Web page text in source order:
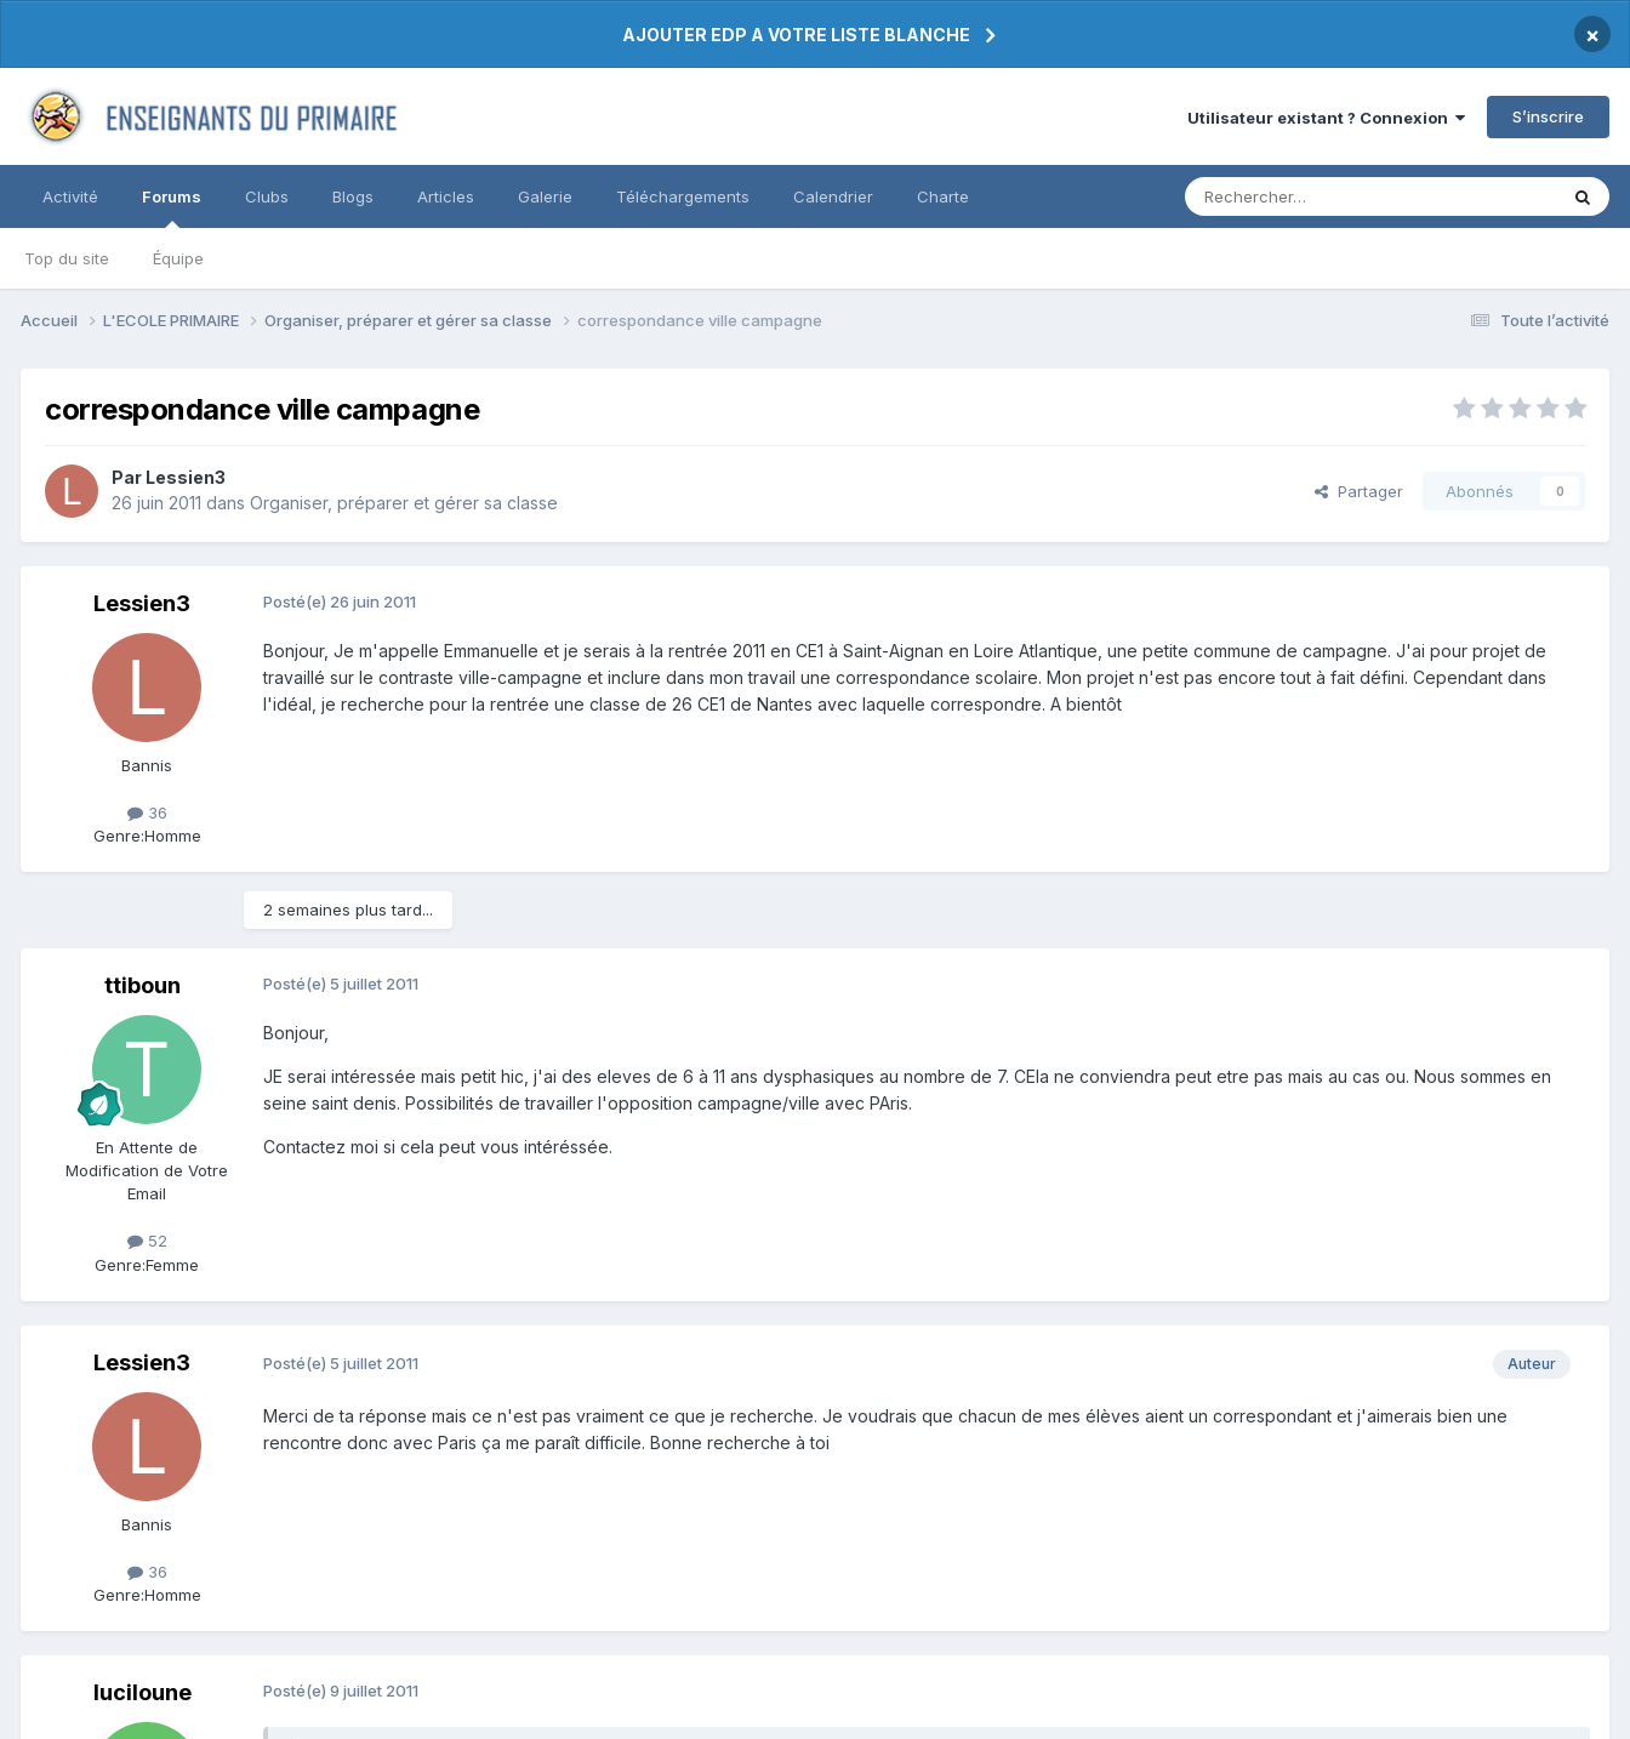
AJOUTER EDP A VOTRE LISTE BLANCHE ×
Utilisateur existant ? Connexion S’inscrire
Activité Forums
Top du site Équipe
Clubs Blogs Articles Galerie Téléchargements Calendrier Charte
Toute l’activité
Accueil L'ECOLE PRIMAIRE Organiser, préparer et gérer sa classe correspondance ville campagne
correspondance ville campagne
Par Lessien3
26 juin 2011 dans Organiser, préparer et gérer sa classe
Partager Abonnés 0
Lessien3
Bannis
36
Genre:Homme
Posté(e) 26 juin 2011
Bonjour, Je m'appelle Emmanuelle et je serais à la rentrée 2011 en CE1 à Saint-Aignan en Loire Atlantique, une petite commune de campagne. J'ai pour projet de
travaillé sur le contraste ville-campagne et inclure dans mon travail une correspondance scolaire. Mon projet n'est pas encore tout à fait défini. Cependant dans
l'idéal, je recherche pour la rentrée une classe de 26 CE1 de Nantes avec laquelle correspondre. A bientôt
2 semaines plus tard...
ttiboun
En Attente de
Modification de Votre
Email
52
Genre:Femme
Posté(e) 5 juillet 2011
Bonjour,
JE serai intéressée mais petit hic, j'ai des eleves de 6 à 11 ans dysphasiques au nombre de 7. CEla ne conviendra peut etre pas mais au cas ou. Nous sommes en
seine saint denis. Possibilités de travailler l'opposition campagne/ville avec PAris.
Contactez moi si cela peut vous intéréssée.
Lessien3
Bannis
36
Genre:Homme
Auteur
Posté(e) 5 juillet 2011
Merci de ta réponse mais ce n'est pas vraiment ce que je recherche. Je voudrais que chacun de mes élèves aient un correspondant et j'aimerais bien une
rencontre donc avec Paris ça me paraît difficile. Bonne recherche à toi
luciloune Posté(e) 9 juillet 2011